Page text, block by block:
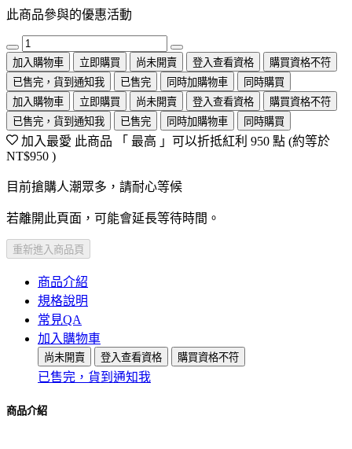
此商品參與的優惠活動
加入購物車 立即購買 尚未開賣 登入查看資格
購買資格不符
已售完，貨到通知我
已售完 同時加購物車
同時購買
加入購物車
立即購買 尚未開賣 登入查看資格
購買資格不符
已售完，貨到通知我
已售完 同時加購物車 同時購買
加入最愛 此商品 「 最高 」可以折抵紅利 950 點 (約等於
NT$950 )
目前搶購人潮眾多，請耐心等候
若離開此頁面，可能會延長等待時間。
重新進入商品頁
商品介紹
規格說明
常見QA
加入購物車
尚未開賣 登入查看資格 購買資格不符
已售完，貨到通知我
商品介紹